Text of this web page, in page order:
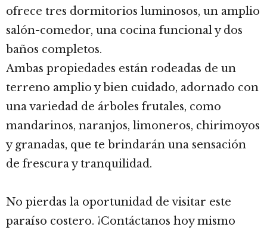
ofrece tres dormitorios luminosos, un amplio
salón-comedor, una cocina funcional y dos
baños completos.
Ambas propiedades están rodeadas de un
terreno amplio y bien cuidado, adornado con
una variedad de árboles frutales, como
mandarinos, naranjos, limoneros, chirimoyos
y granadas, que te brindarán una sensación
de frescura y tranquilidad.
No pierdas la oportunidad de visitar este
paraíso costero. ¡Contáctanos hoy mismo